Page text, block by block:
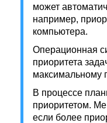
может
например,
компьютера.
Операционная
приоритета
максимальному
В процессе
приоритетом.
если более